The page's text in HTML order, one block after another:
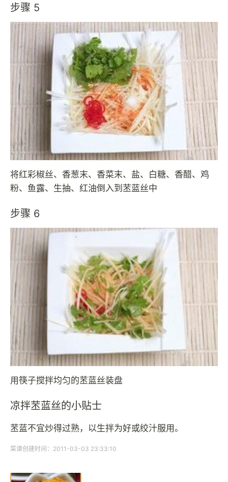
步骤 5
将红彩椒丝、香葱末、香菜末、盐、白糖、香醋、鸡
粉、鱼露、生抽、红油倒入到苤蓝丝中
步骤 6
用筷子搅拌均匀的苤蓝丝装盘
凉拌苤蓝丝的小贴士
苤蓝不宜炒得过熟，以生拌为好或绞汁服用。
菜谱创建时间：2011-03-03 23:33:10